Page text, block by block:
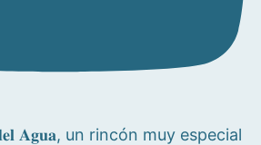
𝐀𝐠𝐮𝐚, un rincón muy especial